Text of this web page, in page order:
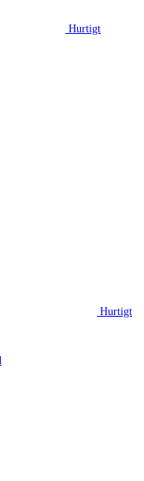
Hurtigt
Hurtigt